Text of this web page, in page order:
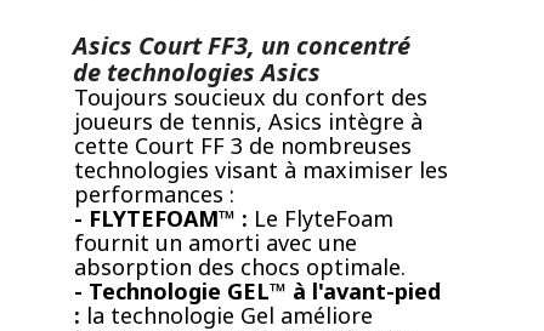
Asics Court FF3, un concentré
de technologies Asics
Toujours soucieux du confort des
joueurs de tennis, Asics intègre à
cette Court FF 3 de nombreuses
technologies visant à maximiser les
performances :
- FLYTEFOAM™ : Le FlyteFoam
fournit un amorti avec une
absorption des chocs optimale.
- Technologie GEL™ à l'avant-pied
: la technologie Gel améliore